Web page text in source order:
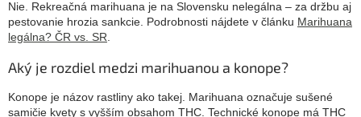
Nie. Rekreačná marihuana je na Slovensku nelegálna – za držbu aj
pestovanie hrozia sankcie. Podrobnosti nájdete v článku Marihuana
legálna? ČR vs. SR
Aký je rozdiel medzi marihuanou a konope?
Konope je názov rastliny ako takej. Marihuana označuje sušené
samičie kvety s vyšším obsahom THC. Technické konope má THC